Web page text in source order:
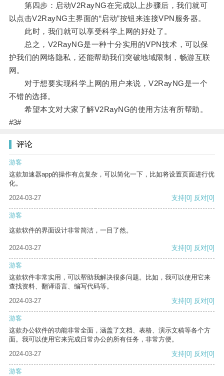
第四步：启动V2RayNG在完成以上步骤后，我们就可
以点击V2RayNG主界面的“启动”按钮来连接VPN服务器。
此时，我们就可以享受科学上网的好处了。
总之，V2RayNG是一种十分实用的VPN技术，可以保
护我们的网络隐私，还能帮助我们突破地域限制，畅游互联
网。
对于想要实现科学上网的用户来说，V2RayNG是一个
不错的选择。
希望本文对大家了解V2RayNG的使用方法有所帮助。
#3#
评论
游客
这款加速器app的操作有点复杂，可以简化一下，比如将设置页面进行优
化。
2024-03-27
支持[0] 反对[0]
游客
这款软件的界面设计非常简洁，一目了然。
2024-03-27 支持[0] 反对[0]
游客
这款软件非常实用，可以帮助我解决很多问题。比如，我可以使用它来
查找资料、翻译语言、编写代码等。
2024-03-27
支持[0] 反对[0]
游客
这款办公软件的功能非常全面，涵盖了文档、表格、演示文稿等各个方
面。我可以使用它来完成日常办公的所有任务，非常方便。
2024-03-27
支持[0] 反对[0]
游客